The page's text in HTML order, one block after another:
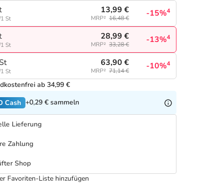
St
13,99 €
MRP² 16,48 € -15%4
St
28,99 €
MRP² 33,28 € -13%4
St
63,90 €
MRP² 71,14 € -10%4
ab 34,99 €
Cash +0,29 € sammeln
Lieferung
Zahlung
Shop
Favoriten-Liste hinzufügen